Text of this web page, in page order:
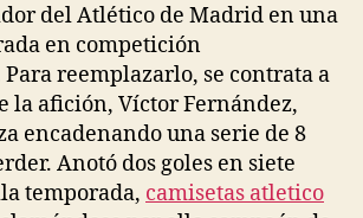
del Atlético de Madrid en una
en competición
reemplazarlo, se contrata a
la afición, Víctor Fernández,
encadenando una serie de 8
Anotó dos goles en siete
temporada, camisetas atletico